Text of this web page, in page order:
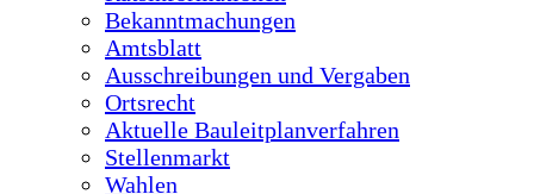
Bekanntmachungen
Amtsblatt
Ausschreibungen und Vergaben
Ortsrecht
Aktuelle Bauleitplanverfahren
Stellenmarkt
Wahlen